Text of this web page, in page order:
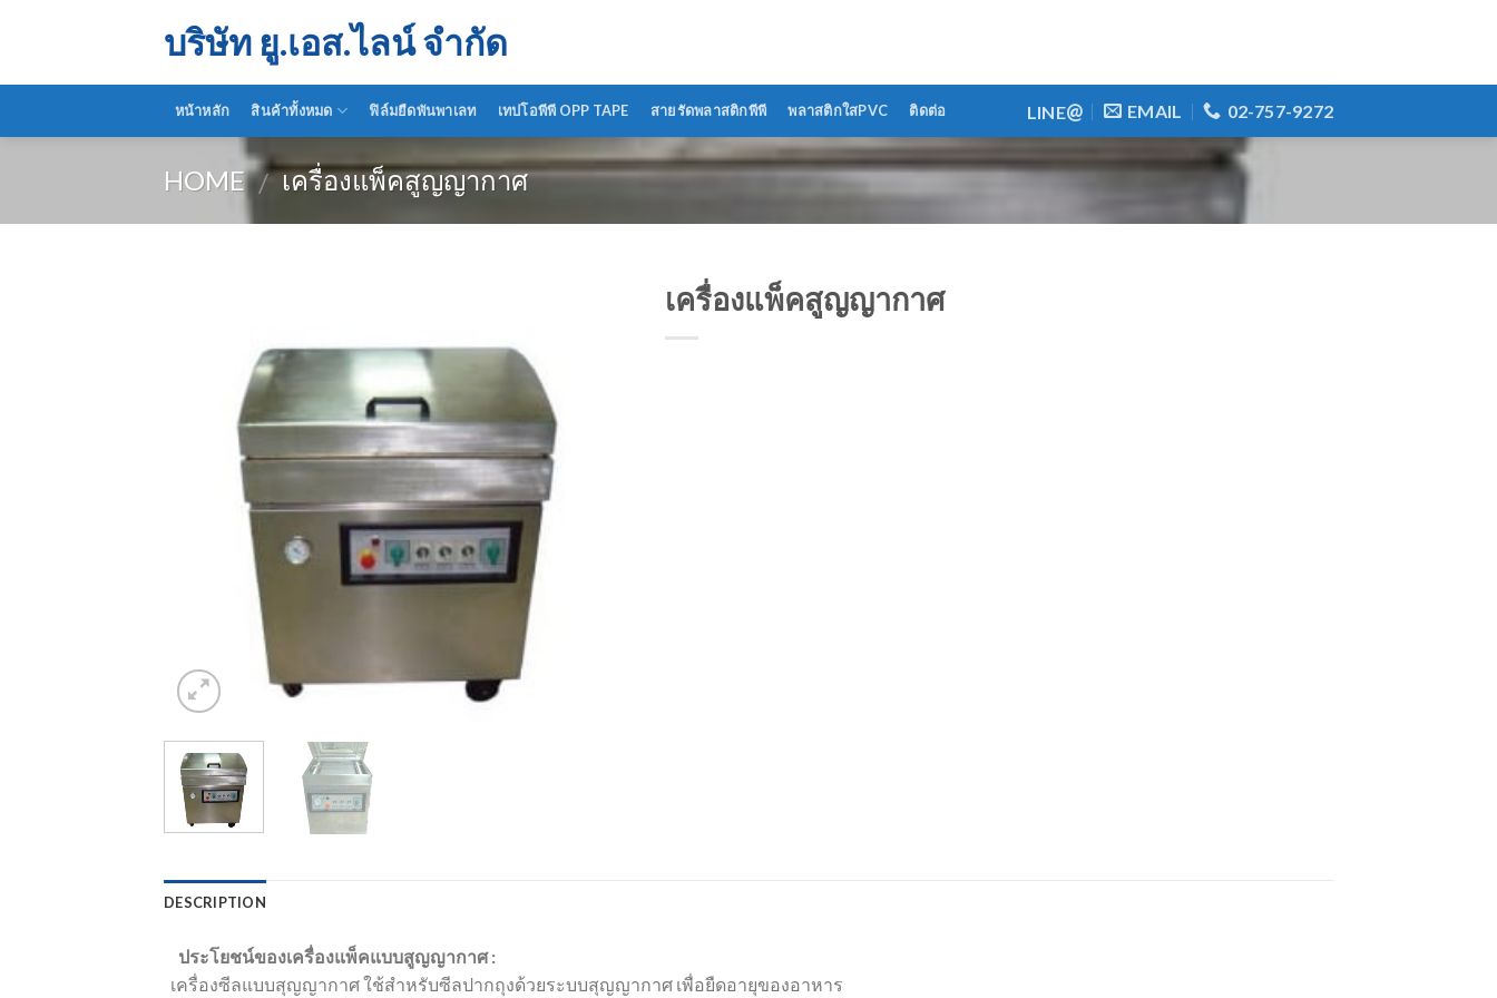
บริษัท ยู.เอส.ไลน์ จำกัด
หน้าหลัก สินค้าทั้งหมด ฟิล์มยืดพันพาเลท เทปโอพีพี OPP TAPE สายรัดพลาสติกพีพี พลาสติกใสPVC ติดต่อ LINE@ EMAIL 02-757-9272
HOME / เครื่องแพ็คสูญญากาศ
เครื่องแพ็คสูญญากาศ
DESCRIPTION
ประโยชน์ของเครื่องแพ็คแบบสูญญากาศ :
เครื่องซีลแบบสุญญากาศ ใช้สำหรับซีลปากถุงด้วยระบบสุญญากาศ เพื่อยืดอายุของอาหาร